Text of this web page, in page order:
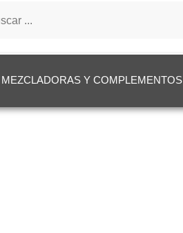
MEZCLADORAS Y COMPLEMENTOS